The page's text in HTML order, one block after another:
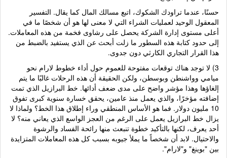
حسنًا، عندما تراودك الشكوك، اتبع مسالك المال كما يقال. التفسير
المعقول الوحيد لعمليات الشراء التي لا معنى لها هو أن شخصًا ما في
أعلى مستوى إدارة الشركة يحصل على رشاوى فخمة من هذه المعاملات.
إلى حدود كتابة هذه السطور ما زلت أبحث عن الذي يستفيد بالضبط من
هذا القرار التجاري الكارثي دون جدوى.
3) لا توجد هناك توقعات مفتوحة للعموم حول أداء خطوط لارام نحو
ميامي وواشنطن وبوسطن، ولكن الحقيقة أن هذه الرحلات غالبًا ما يتم
إلغاؤها وهذا مؤشر واضح على مدى ضعف أدائها. خط البرازيل الذي تمت
إضافته مؤخرًا، والذي يعمل منذ عامين، يحقق خسارة سنوية كبرى تفوق
10 مليون دولار. فما هو الأساس المنطقي وراء إطلاق هذا الخط؟ ولماذا لا
يزال خط البرازيل يعمل على الرغم من العجز الواسع الذي يعاني منه؟ لا
أحد يعرف، لكنها بالتأكيد خطوة تنبعث منها رائحة الفساد والرشوة
والاحتيال. لابد أن شخصاً ما يملأ جيوبه بسبب كل هذه المعاملات المتزايدة
بين "بوينغ" و"لارام".